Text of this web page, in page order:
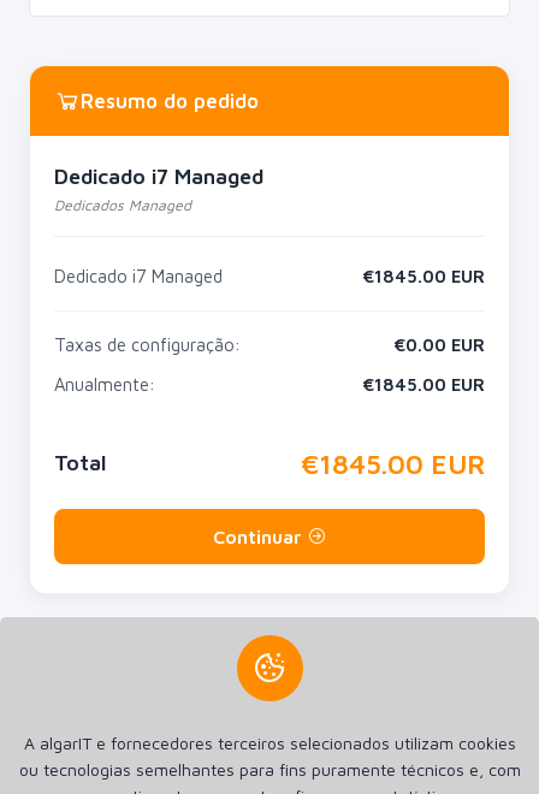
Resumo do pedido
Dedicado i7 Managed
Dedicados Managed
Dedicado i7 Managed €1845.00 EUR
Taxas de configuração: €0.00 EUR
Anualmente:
€1845.00 EUR
Total €1845.00 EUR
Continuar
online Aplicações Android e Apple iOS. Hospedagem SSD de
alta performance e Registro de Domínios.
A algarIT e fornecedores terceiros selecionados utilizam cookies
ou tecnologias semelhantes para fins puramente técnicos e, com